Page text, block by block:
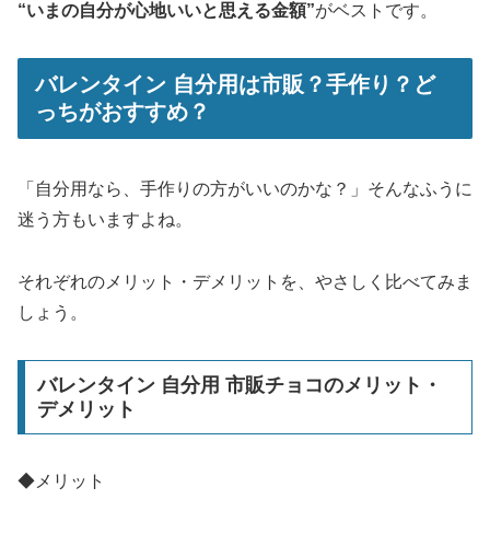
“いまの自分が心地いいと思える金額”がベストです。
バレンタイン 自分用は市販？手作り？ど
っちがおすすめ？
「自分用なら、手作りの方がいいのかな？」そんなふうに
迷う方もいますよね。
それぞれのメリット・デメリットを、やさしく比べてみま
しょう。
バレンタイン 自分用 市販チョコのメリット・
デメリット
◆メリット